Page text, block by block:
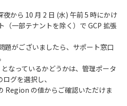
夜から 10 月 2 日 (水) 午前 5 時にかけ
（一部テナントを除く）で GCP 拡張
題がございましたら、サポート窓口
なっているかどうかは、管理ポータ
グを選択し、
Region の値からご確認いただけま